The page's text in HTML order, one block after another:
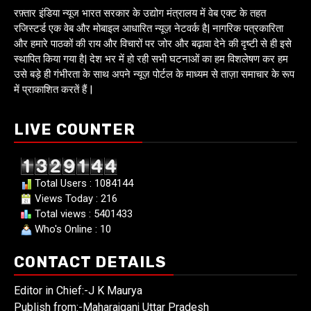
रफ़्तार इंडिया न्यूज भारत सरकार के उद्योग मंत्रालय में वेब एक्ट के तहत
रजिस्टर्ड एक वेब और मोबाइल आधारित न्यूज़ नेटवर्क है| नागरिक पत्रकारिता
और हमारे पाठकों की राय और विचारों पर जोर और बढ़ावा देने की दृष्टी से ही इसे
स्थापित किया गया है| देश भर में हो रही सभी घटनाओं का हम विशलेषण कर हम
उसे बड़े ही गंभीरता के साथ अपने न्यूज़ पोर्टल के माध्यम से ताज़ा समाचार के रूप
में प्राकाशित करतें हैं |
LIVE COUNTER
Total Users : 1084144
Views Today : 216
Total views : 5401433
Who's Online : 10
CONTACT DETAILS
Editor in Chief:-J K Maurya
Publish from:- Maharajganj Uttar Pradesh